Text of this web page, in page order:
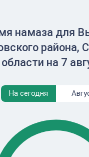
намаза для
района,
области на 7
На сегодня